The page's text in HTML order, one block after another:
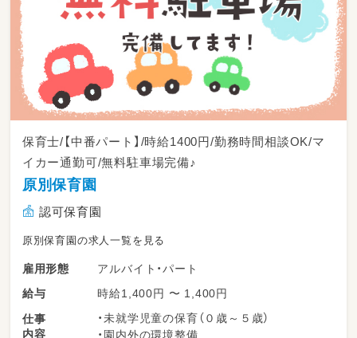
保育士/【中番パート】/時給1400円/勤務時間相談OK/マ
イカー通勤可/無料駐車場完備♪
原別保育園
認可保育園
原別保育園の求人一覧を見る
雇用形態
アルバイト・パート
給与
時給1,400円 〜 1,400円
仕事
内容
・未就学児童の保育（０歳～５歳）
・園内外の環境整備